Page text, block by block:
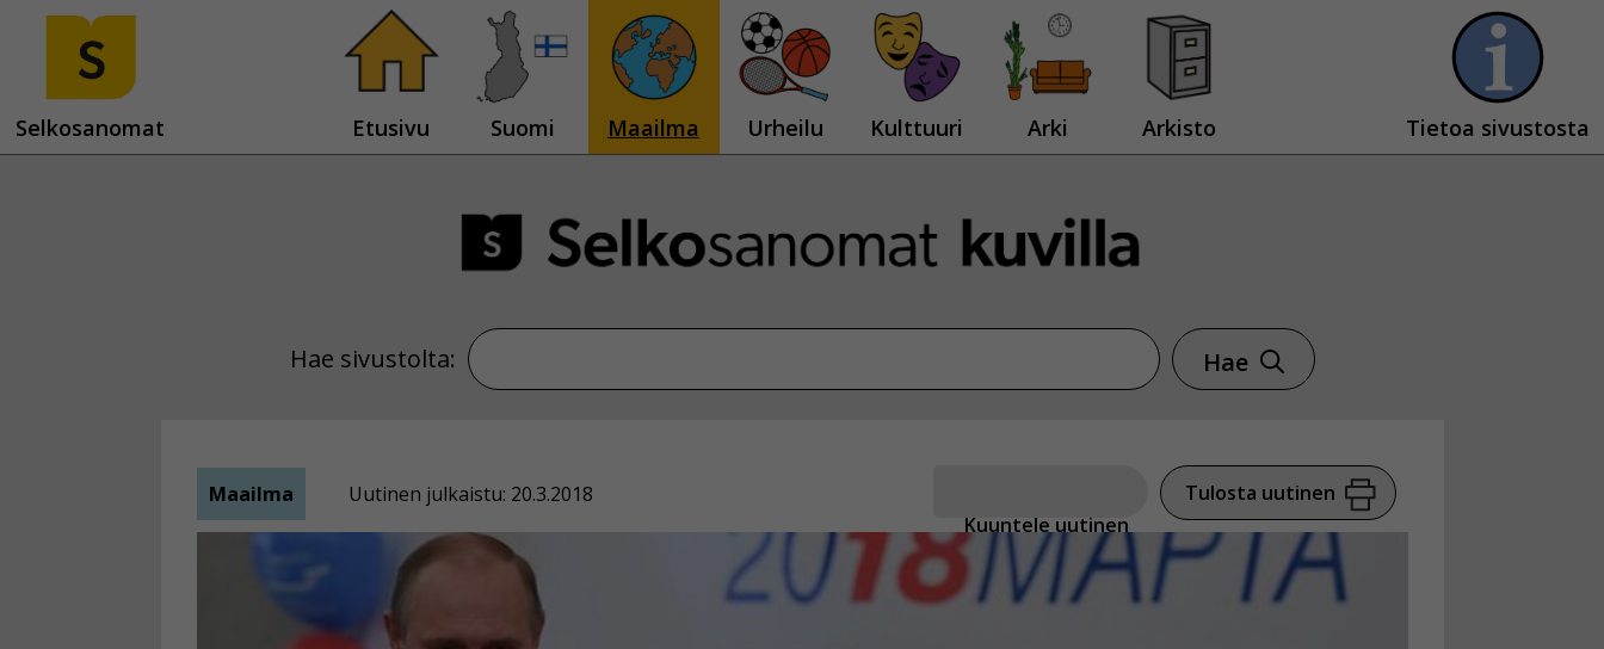
Selkosanomat Etusivu Suomi Maailma Urheilu Kulttuuri Arki Arkisto Tietoa sivustosta
Hae sivustolta: Hae
Maailma
Uutinen julkaistu: 20.3.2018
Kuuntele uutinen
Tulosta uutinen